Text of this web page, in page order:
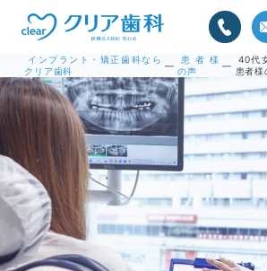
インプラント・矯正歯科なら
クリア歯科
—
患者様
の声
—
40代
患者様